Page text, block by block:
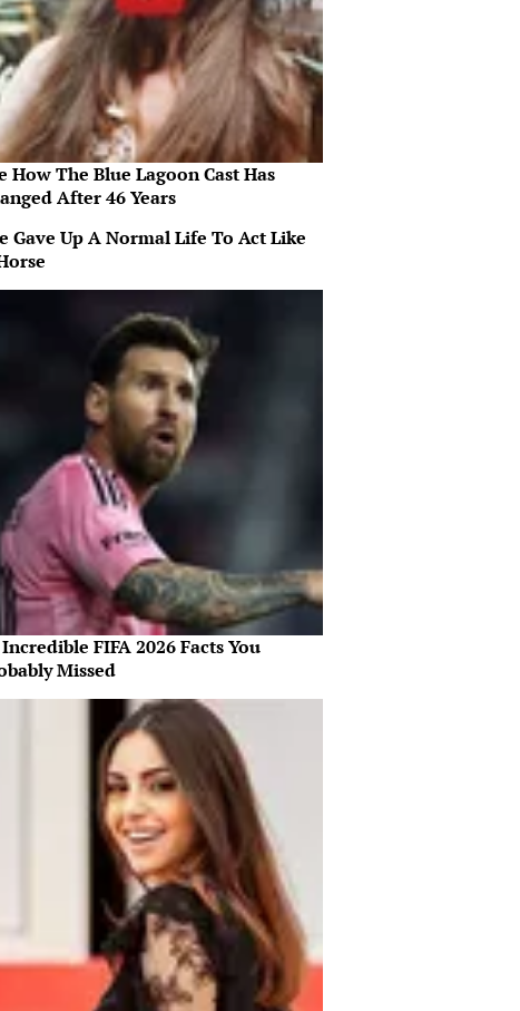
How The Blue Lagoon Cast Has
After 46 Years
Gave Up A Normal Life To Act Like
FIFA 2026 Facts You
Missed